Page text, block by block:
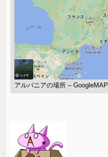
アルバニアの場所 – GoogleMAP